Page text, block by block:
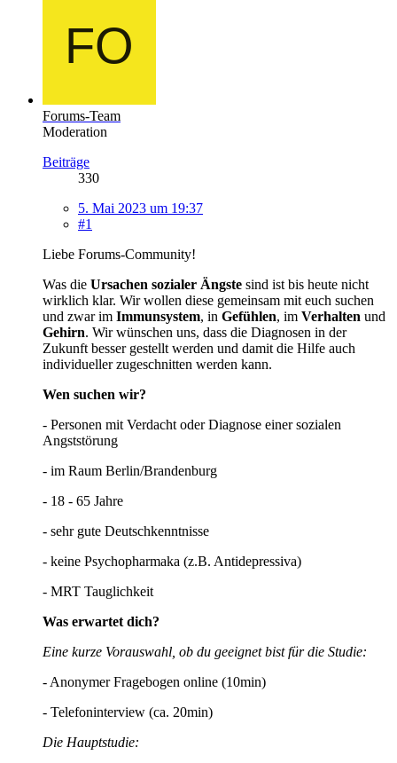
Forums-Team
Moderation
Beiträge
330
5. Mai 2023 um 19:37
#1
Liebe Forums-Community!
Was die Ursachen sozialer Ängste sind ist bis heute nicht
wirklich klar. Wir wollen diese gemeinsam mit euch suchen
und zwar im Immunsystem, in Gefühlen, im Verhalten und
Gehirn. Wir wünschen uns, dass die Diagnosen in der
Zukunft besser gestellt werden und damit die Hilfe auch
individueller zugeschnitten werden kann.
Wen suchen wir?
- Personen mit Verdacht oder Diagnose einer sozialen
Angststörung
- im Raum Berlin/Brandenburg
- 18 - 65 Jahre
- sehr gute Deutschkenntnisse
- keine Psychopharmaka (z.B. Antidepressiva)
- MRT Tauglichkeit
Was erwartet dich?
Eine kurze Vorauswahl, ob du geeignet bist für die Studie:
- Anonymer Fragebogen online (10min)
- Telefoninterview (ca. 20min)
Die Hauptstudie: